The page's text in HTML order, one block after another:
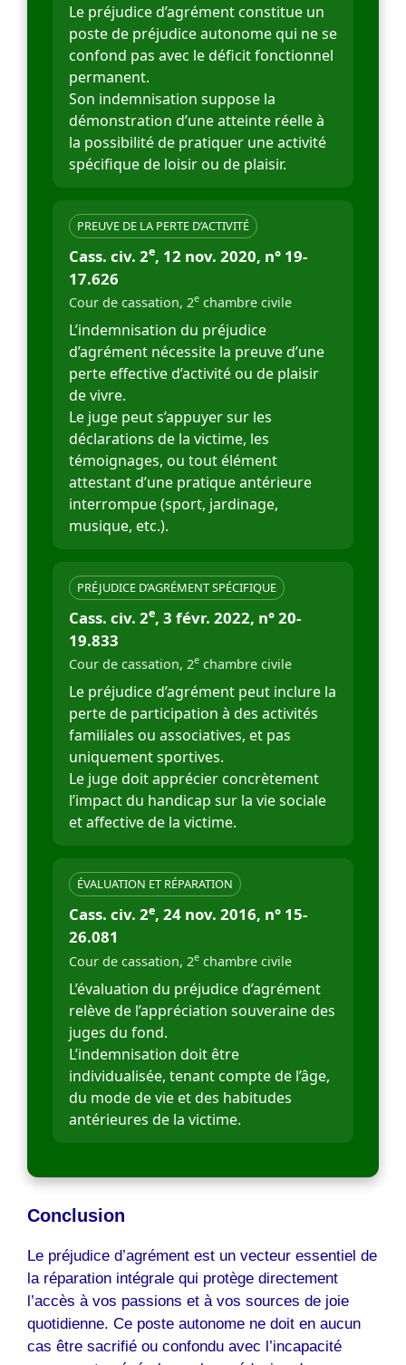
Le préjudice d’agrément constitue un
poste de préjudice autonome qui ne se
confond pas avec le déficit fonctionnel
permanent.
Son indemnisation suppose la
démonstration d’une atteinte réelle à
la possibilité de pratiquer une activité
spécifique de loisir ou de plaisir.
PREUVE DE LA PERTE D’ACTIVITÉ
Cass. civ. 2e, 12 nov. 2020, n° 19-
17.626
Cour de cassation, 2e chambre civile
L’indemnisation du préjudice
d’agrément nécessite la preuve d’une
perte effective d’activité ou de plaisir
de vivre.
Le juge peut s’appuyer sur les
déclarations de la victime, les
témoignages, ou tout élément
attestant d’une pratique antérieure
interrompue (sport, jardinage,
musique, etc.).
PRÉJUDICE D’AGRÉMENT SPÉCIFIQUE
Cass. civ. 2e, 3 févr. 2022, n° 20-
19.833
Cour de cassation, 2e chambre civile
Le préjudice d’agrément peut inclure la
perte de participation à des activités
familiales ou associatives, et pas
uniquement sportives.
Le juge doit apprécier concrètement
l’impact du handicap sur la vie sociale
et affective de la victime.
ÉVALUATION ET RÉPARATION
Cass. civ. 2e, 24 nov. 2016, n° 15-
26.081
Cour de cassation, 2e chambre civile
L’évaluation du préjudice d’agrément
relève de l’appréciation souveraine des
juges du fond.
L’indemnisation doit être
individualisée, tenant compte de l’âge,
du mode de vie et des habitudes
antérieures de la victime.
Conclusion
Le préjudice d’agrément est un vecteur essentiel de
la réparation intégrale qui protège directement
l’accès à vos passions et à vos sources de joie
quotidienne. Ce poste autonome ne doit en aucun
cas être sacrifié ou confondu avec l’incapacité